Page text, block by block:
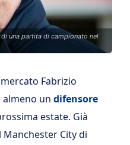
una partita di campionato nel
Fabrizio
almeno un difensore
estate. Già
City di